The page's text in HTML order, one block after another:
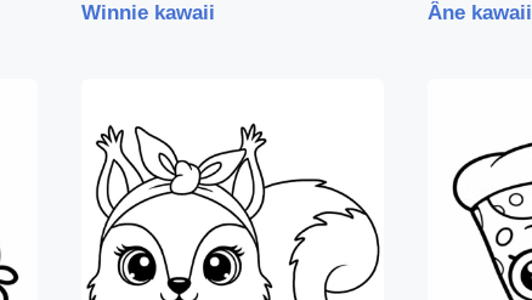
Winnie kawaii Âne kawaii